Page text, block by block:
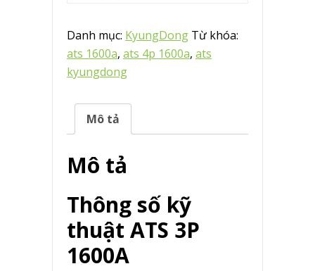
Danh mục: KyungDong Từ khóa:
ats 1600a, ats 4p 1600a, ats
kyungdong
Mô tả
Mô tả
Thông số kỹ
thuật ATS 3P
1600A